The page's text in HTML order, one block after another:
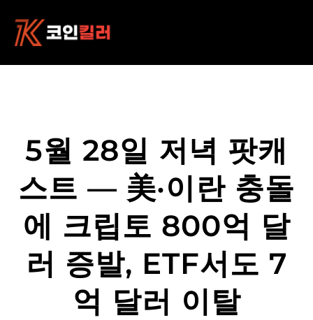
5월 28일 저녁 팟캐
스트 — 美·이란 충돌
에 크립토 800억 달
러 증발, ETF서도 7
억 달러 이탈